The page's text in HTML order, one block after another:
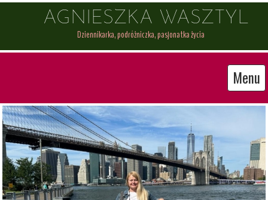
    AGNIESZKA WASZTYL
           Dziennikarka, podróżniczka, pasjonatka życia
Menu